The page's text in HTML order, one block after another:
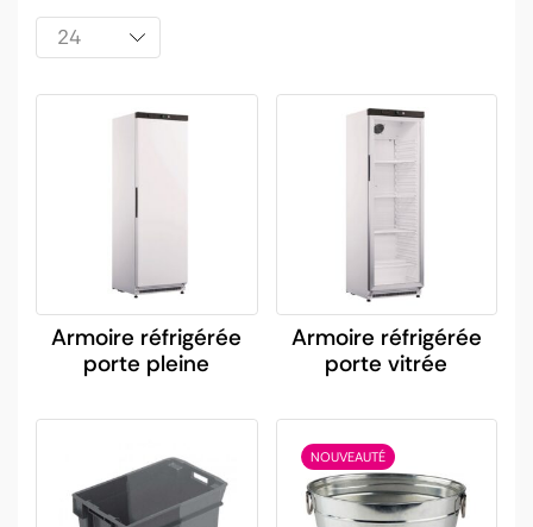
Armoire réfrigérée
porte pleine
Armoire réfrigérée
porte vitrée
NOUVEAUTÉ